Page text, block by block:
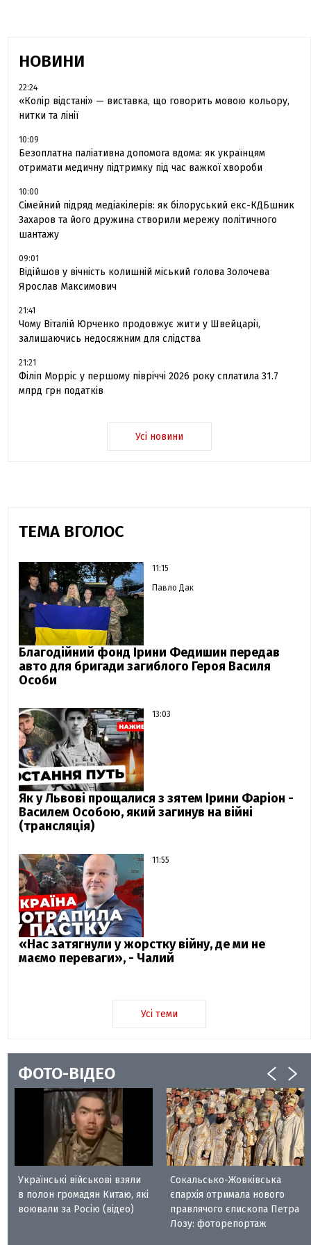
НОВИНИ
22:24
«Колір відстані» — виставка, що говорить мовою кольору,
нитки та лінії
10:09
Безоплатна паліативна допомога вдома: як українцям
отримати медичну підтримку під час важкої хвороби
10:00
Сімейний підряд медіакілерів: як білоруський екс-КДБшник
Захаров та його дружина створили мережу політичного
шантажу
09:01
Відійшов у вічність колишній міський голова Золочева
Ярослав Максимович
21:41
Чому Віталій Юрченко продовжує жити у Швейцарії,
залишаючись недосяжним для слідства
21:21
Філіп Морріс у першому півріччі 2026 року сплатила 31.7
млрд грн податків
Усі новини
ТЕМА ВГОЛОС
11:15
Павло Дак
Благодійний фонд Ірини Федишин передав
авто для бригади загиблого Героя Василя
Особи
13:03
Як у Львові прощалися з зятем Ірини Фаріон -
Василем Особою, який загинув на війні
(трансляція)
11:55
«Нас затягнули у жорстку війну, де ми не
маємо переваги», - Чалий
Усі теми
ФОТО-ВІДЕО
Українські військові взяли
в полон громадян Китаю, які
воювали за Росію (відео)
Сокальсько-Жовківська
єпархія отримала нового
правлячого єпископа Петра
Лозу: фоторепортаж